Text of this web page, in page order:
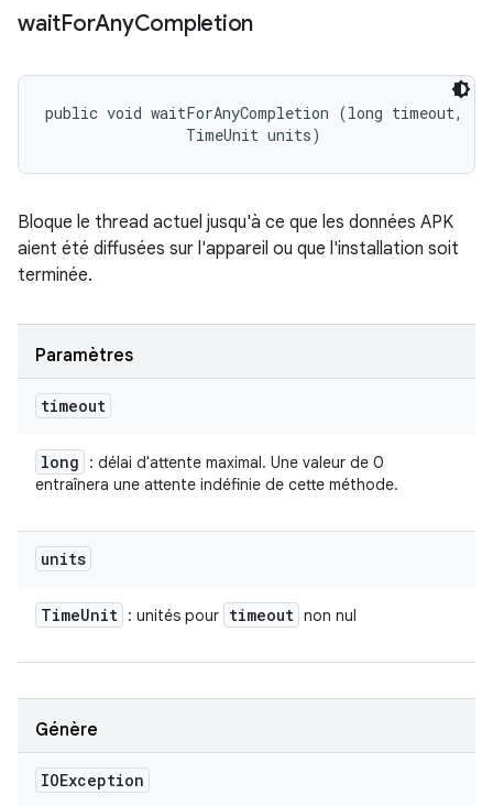
waitForAnyCompletion
public void waitForAnyCompletion (long timeout,
                TimeUnit units)
Bloque le thread actuel jusqu'à ce que les données APK
aient été diffusées sur l'appareil ou que l'installation soit
terminée.
Paramètres
timeout
long
: délai d'attente maximal. Une valeur de 0
entraînera une attente indéfinie de cette méthode.
units
TimeUnit : unités pour timeout non nul
Génère
IOException